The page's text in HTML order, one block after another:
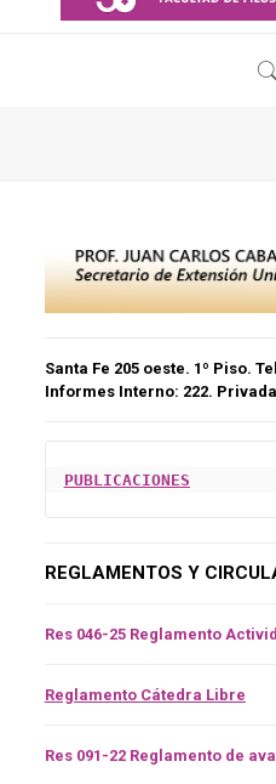
Santa Fe 205 oeste. 1º Piso.
Informes Interno: 222.
PUBLICACIONES
REGLAMENTOS Y
Res 046-25 Reglamento
Reglamento Cátedra Libre
Res 091-22 Reglamento de